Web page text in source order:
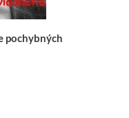
pochybných